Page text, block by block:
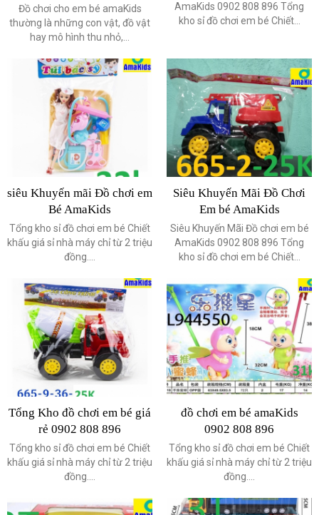
Đồ chơi cho em bé amaKids
thường là những con vật, đồ vật
hay mô hình thu nhỏ,...
AmaKids 0902 808 896 Tổng
kho sỉ đồ chơi em bé Chiết...
siêu Khuyến mãi Đồ chơi em
Bé AmaKids
Tổng kho sỉ đồ chơi em bé Chiết
khấu giá sỉ nhà máy chỉ từ 2 triệu
đồng....
Siêu Khuyến Mãi Đồ Chơi
Em bé AmaKids
Siêu Khuyến Mãi Đồ chơi em bé
AmaKids 0902 808 896 Tổng
kho sỉ đồ chơi em bé Chiết...
Tổng Kho đồ chơi em bé giá
rẻ 0902 808 896
Tổng kho sỉ đồ chơi em bé Chiết
khấu giá sỉ nhà máy chỉ từ 2 triệu
đồng....
đồ chơi em bé amaKids
0902 808 896
Tổng kho sỉ đồ chơi em bé Chiết
khấu giá sỉ nhà máy chỉ từ 2 triệu
đồng....